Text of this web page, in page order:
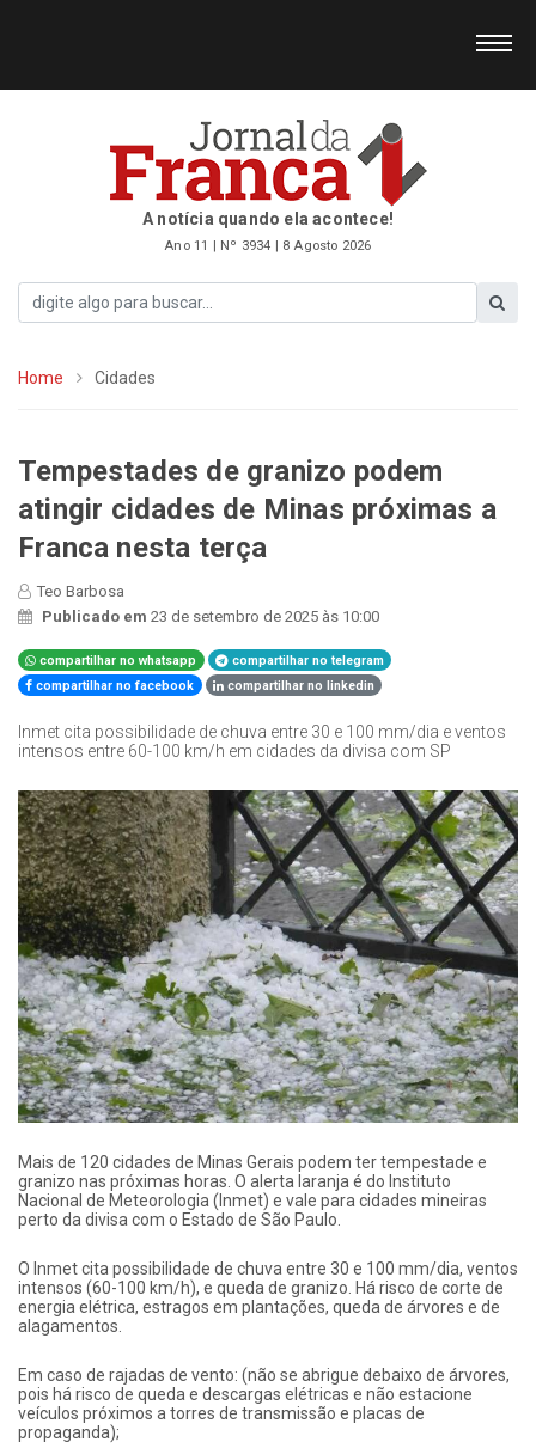
A notícia quando ela acontece!
Ano 11 | Nº 3934 | 8 Agosto 2026
Home Cidades
Tempestades de granizo podem
atingir cidades de Minas próximas a
Franca nesta terça
Teo Barbosa
Publicado em 23 de setembro de 2025 às 10:00
compartilhar no whatsapp
compartilhar no telegram
compartilhar no facebook
compartilhar no linkedin
Inmet cita possibilidade de chuva entre 30 e 100 mm/dia e ventos
intensos entre 60-100 km/h em cidades da divisa com SP
Mais de 120 cidades de Minas Gerais podem ter tempestade e
granizo nas próximas horas. O alerta laranja é do Instituto
Nacional de Meteorologia (Inmet) e vale para cidades mineiras
perto da divisa com o Estado de São Paulo.
O Inmet cita possibilidade de chuva entre 30 e 100 mm/dia, ventos
intensos (60-100 km/h), e queda de granizo. Há risco de corte de
energia elétrica, estragos em plantações, queda de árvores e de
alagamentos.
Em caso de rajadas de vento: (não se abrigue debaixo de árvores,
pois há risco de queda e descargas elétricas e não estacione
veículos próximos a torres de transmissão e placas de
propaganda);